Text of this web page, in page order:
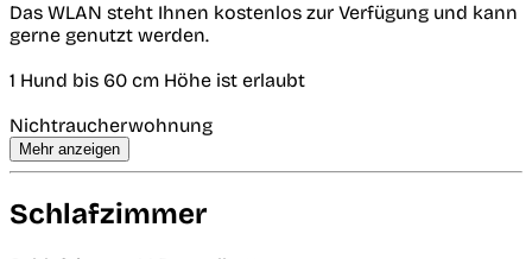
Das WLAN steht Ihnen kostenlos zur Verfügung und kann
gerne genutzt werden.
1 Hund bis 60 cm Höhe ist erlaubt
Nichtraucherwohnung
Mehr anzeigen
Schlafzimmer